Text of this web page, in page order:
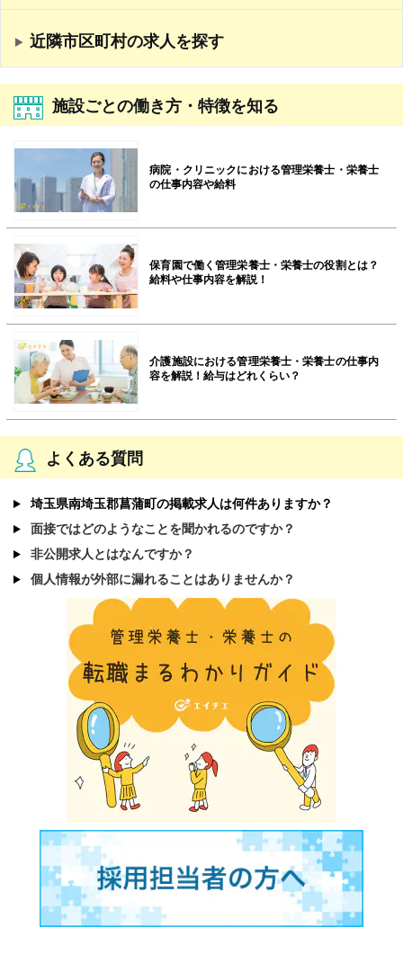
近隣市区町村の求人を探す
施設ごとの働き方・特徴を知る
病院・クリニックにおける管理栄養士・栄養士
の仕事内容や給料
保育園で働く管理栄養士・栄養士の役割とは？
給料や仕事内容を解説！
介護施設における管理栄養士・栄養士の仕事内
容を解説！給与はどれくらい？
よくある質問
埼玉県南埼玉郡菖蒲町の掲載求人は何件ありますか？
面接ではどのようなことを聞かれるのですか？
非公開求人とはなんですか？
個人情報が外部に漏れることはありませんか？